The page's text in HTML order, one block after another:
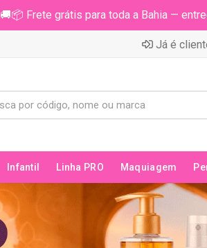
🚚📦 Frete grátis para toda a Bahia —
Já é
Infantil Linha PRO Maquiagem